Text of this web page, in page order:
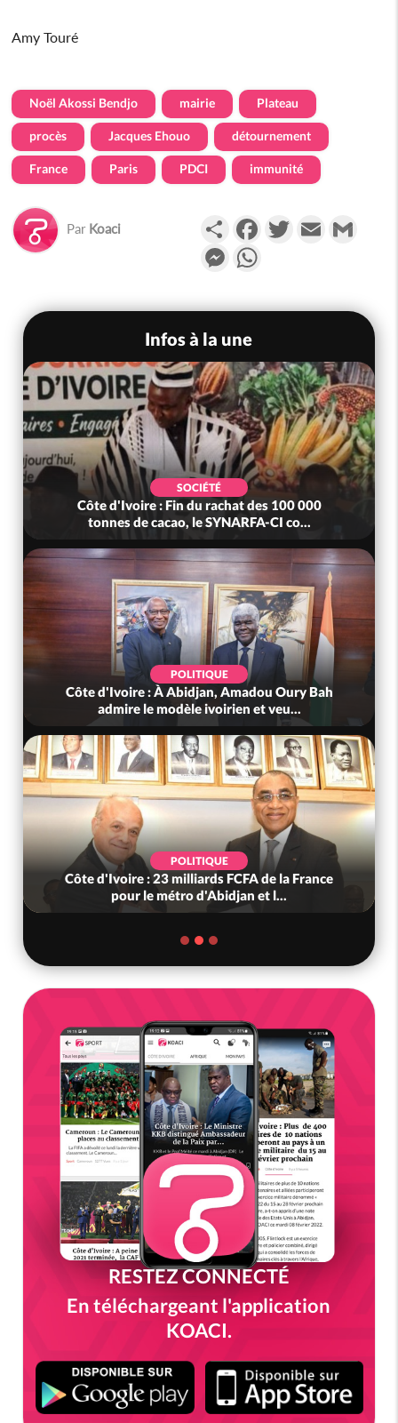
Amy Touré
Noël Akossi Bendjo mairie Plateau
procès Jacques Ehouo détournement
France Paris PDCI immunité
Par Koaci PartagerFacebookTwitterEmail
Messenger
Infos à la une
des 100 000
CI co...
Amadou Oury Bah
et veu...
FCFA de la France
et l...
SOCIÉTÉ
Côte d'Ivoire : MIRAH, bras de
mutuelle, le SYNHA-
POLITIQUE
Côte d'Ivoire : Violences
(Mé) ayant fait 03
SOCIÉTÉ
Côte d'Ivoire : « On ne veut
nous », crient des
RESTEZ CONNECTÉ
En téléchargeant l'application
KOACI.